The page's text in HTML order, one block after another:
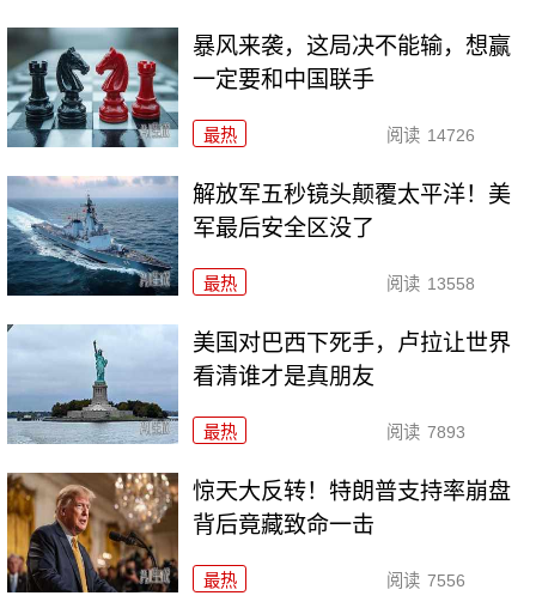
暴风来袭，这局决不能输，想赢
一定要和中国联手
最热 阅读 14726
解放军五秒镜头颠覆太平洋！美
军最后安全区没了
最热 阅读 13558
美国对巴西下死手，卢拉让世界
看清谁才是真朋友
最热 阅读 7893
惊天大反转！特朗普支持率崩盘
背后竟藏致命一击
最热 阅读 7556